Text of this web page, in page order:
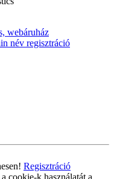
Regisztráció
cookie-k használatát a